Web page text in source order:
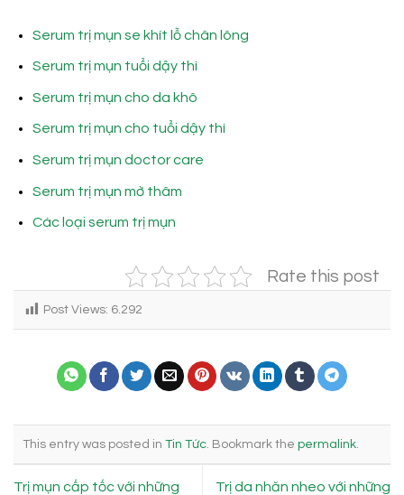
Serum trị mụn se khít lỗ chân lông
Serum trị mụn tuổi dậy thì
Serum trị mụn cho da khô
Serum trị mụn cho tuổi dậy thì
Serum trị mụn doctor care
Serum trị mụn mờ thâm
Các loại serum trị mụn
Rate this post
Post Views: 6.292
This entry was posted in Tin Tức. Bookmark the permalink.
Trị mụn cấp tốc với những
Trị da nhăn nheo với những